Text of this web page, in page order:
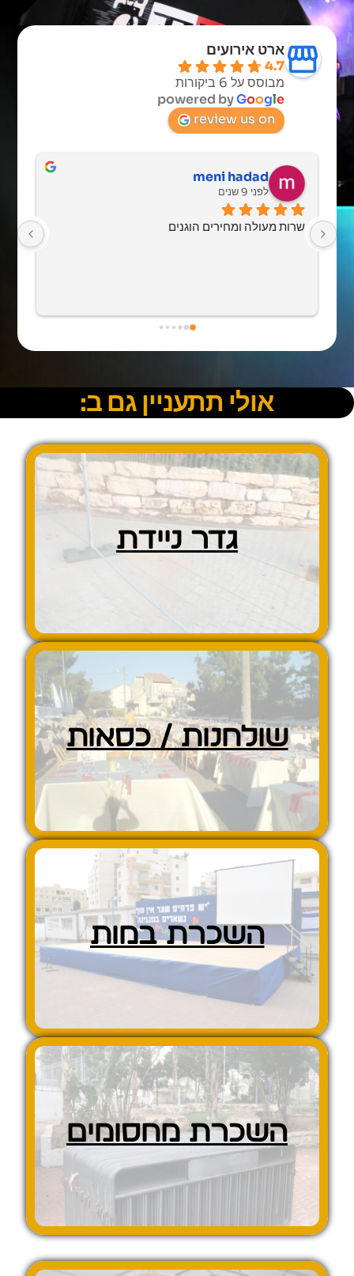
ארט אירועים
4.7
מבוסס על 6 ביקורות
powered byGoogle
review us on
meni hadad
לפני 9 שנים
שרות מעולה ומחירים הוגנים
אולי תתעניין גם ב:
גדר ניידת
שולחנות / כסאות
השכרת במות
השכרת מחסומים